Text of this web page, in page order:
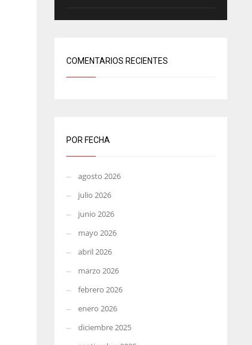
COMENTARIOS RECIENTES
POR FECHA
agosto 2026
julio 2026
junio 2026
mayo 2026
abril 2026
marzo 2026
febrero 2026
enero 2026
diciembre 2025